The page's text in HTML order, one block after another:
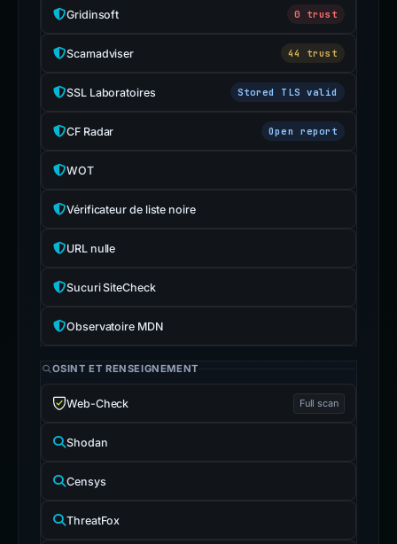
Gridinsoft 0 trust
Scamadviser 44 trust
SSL Laboratoires Stored TLS valid
CF Radar Open report
WOT
Vérificateur de liste noire
URL nulle
Sucuri SiteCheck
Observatoire MDN
OSINT ET RENSEIGNEMENT
Web-Check Full scan
Shodan
Censys
ThreatFox